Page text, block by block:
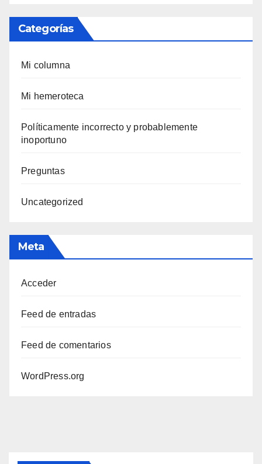
Categorías
Mi columna
Mi hemeroteca
Polí­ticamente incorrecto y probablemente
inoportuno
Preguntas
Uncategorized
Meta
Acceder
Feed de entradas
Feed de comentarios
WordPress.org